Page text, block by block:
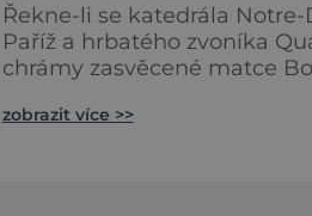
Řekne-li se katedrála
Paříž a hrbatého zvoníka
chrámy zasvěcené matce
se mohou pochlubit
zobrazit více >>